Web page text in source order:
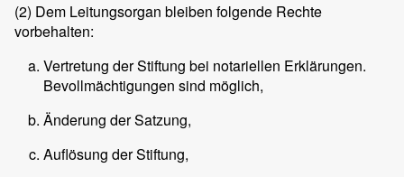
(2) Dem Leitungsorgan bleiben folgende Rechte
vorbehalten:
Vertretung der Stiftung bei notariellen Erklärungen.
Bevollmächtigungen sind möglich,
Änderung der Satzung,
Auflösung der Stiftung,